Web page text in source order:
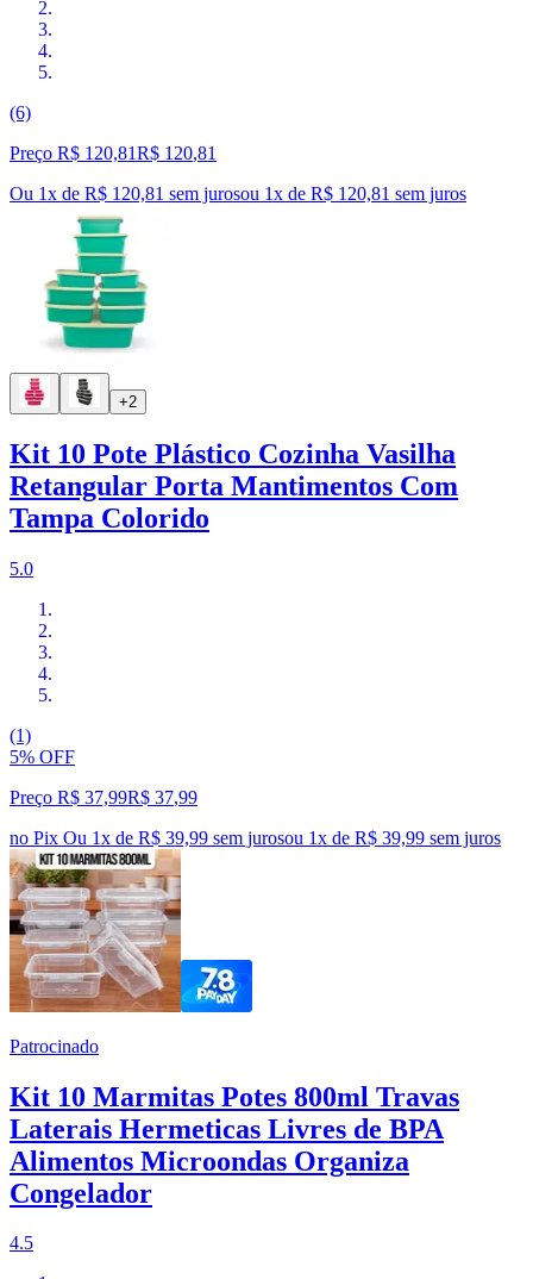
(6)
Preço R$ 120,81R$ 120,81
Ou 1x de R$ 120,81 sem jurosou 1x de R$ 120,81 sem juros
+2
Kit 10 Pote Plástico Cozinha Vasilha
Retangular Porta Mantimentos Com
Tampa Colorido
5.0
(1)
5% OFF
Preço R$ 37,99R$ 37,99
no Pix Ou 1x de R$ 39,99 sem jurosou 1x de R$ 39,99 sem juros
Patrocinado
Kit 10 Marmitas Potes 800ml Travas
Laterais Hermeticas Livres de BPA
Alimentos Microondas Organiza
Congelador
4.5